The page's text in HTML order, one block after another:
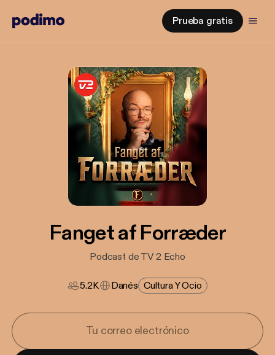
Prueba gratis
Fanget af Forræder
Podcast de TV 2 Echo
5.2K Danés Cultura Y Ocio